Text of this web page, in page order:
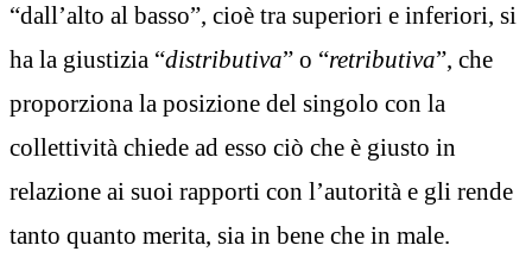
“dall’alto al basso”, cioè tra superiori e inferiori, si
ha la giustizia “distributiva” o “retributiva”, che
proporziona la posizione del singolo con la
collettività chiede ad esso ciò che è giusto in
relazione ai suoi rapporti con l’autorità e gli rende
tanto quanto merita, sia in bene che in male.